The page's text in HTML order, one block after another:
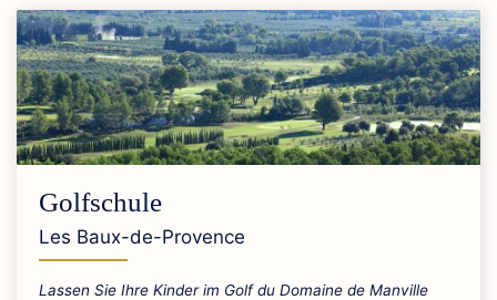
Golfschule
Les Baux-de-Provence
Lassen Sie Ihre Kinder im Golf du Domaine de Manville